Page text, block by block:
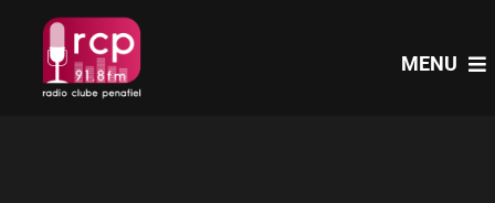
content
MENU